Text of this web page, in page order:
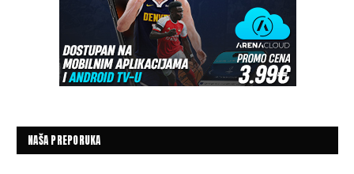
NAŠA PREPORUKA